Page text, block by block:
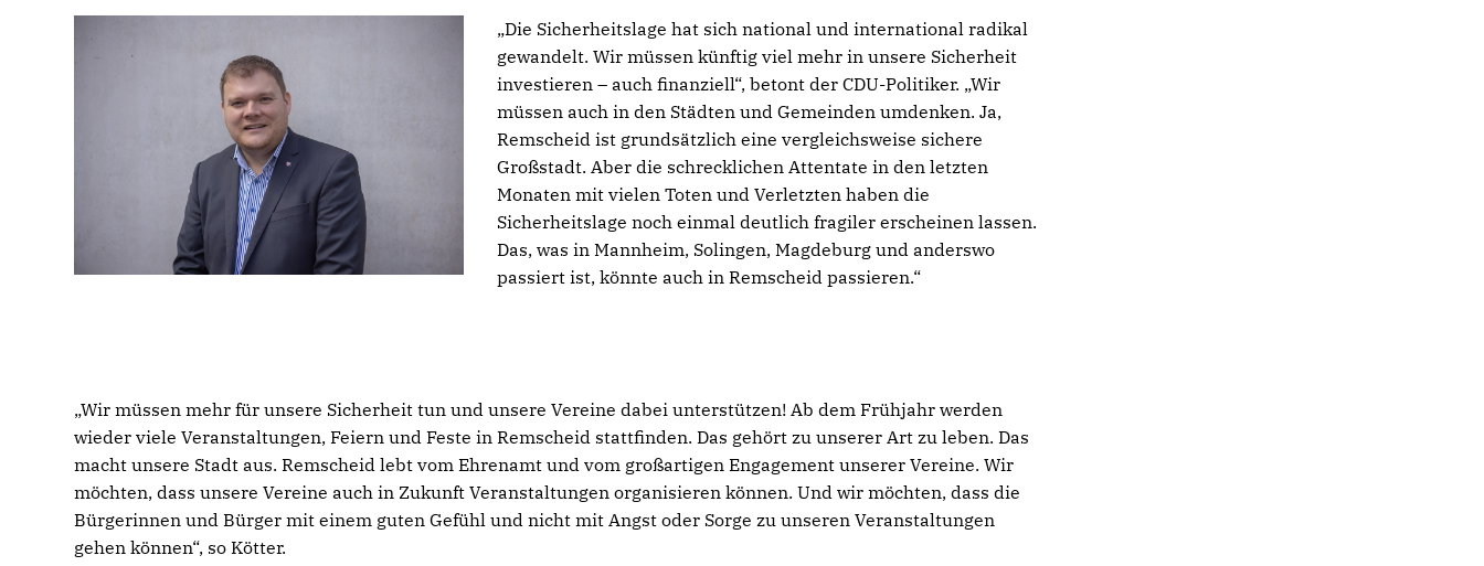
Die Sicherheitslage hat sich national und international radikal
gewandelt. Wir müssen künftig viel mehr in unsere Sicherheit
investieren – auch finanziell“, betont der CDU-Politiker. „Wir
müssen auch in den Städten und Gemeinden umdenken. Ja,
Remscheid ist grundsätzlich eine vergleichsweise sichere
Großstadt. Aber die schrecklichen Attentate in den letzten
Monaten mit vielen Toten und Verletzten haben die
Sicherheitslage noch einmal deutlich fragiler erscheinen lassen.
Das, was in Mannheim, Solingen, Magdeburg und anderswo
passiert ist, könnte auch in Remscheid passieren.“
Wir müssen mehr für unsere Sicherheit tun und unsere Vereine dabei unterstützen! Ab dem Frühjahr werden
wieder viele Veranstaltungen, Feiern und Feste in Remscheid stattfinden. Das gehört zu unserer Art zu leben. Das
macht unsere Stadt aus. Remscheid lebt vom Ehrenamt und vom großartigen Engagement unserer Vereine. Wir
möchten, dass unsere Vereine auch in Zukunft Veranstaltungen organisieren können. Und wir möchten, dass die
Bürgerinnen und Bürger mit einem guten Gefühl und nicht mit Angst oder Sorge zu unseren Veranstaltungen
gehen können“, so Kötter.